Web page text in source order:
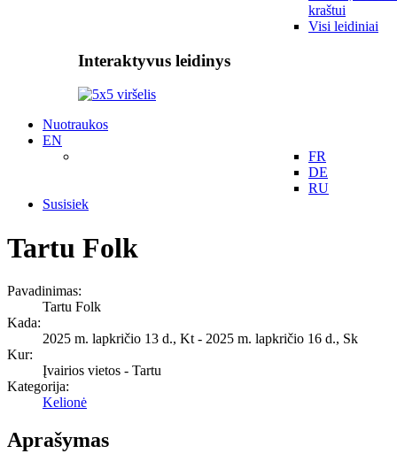
kraštui
Visi leidiniai
Interaktyvus leidinys
Nuotraukos
EN
FR
DE
RU
Susisiek
Tartu Folk
Pavadinimas:
Tartu Folk
Kada:
2025 m. lapkričio 13 d., Kt - 2025 m. lapkričio 16 d., Sk
Kur:
Įvairios vietos - Tartu
Kategorija:
Kelionė
Aprašymas